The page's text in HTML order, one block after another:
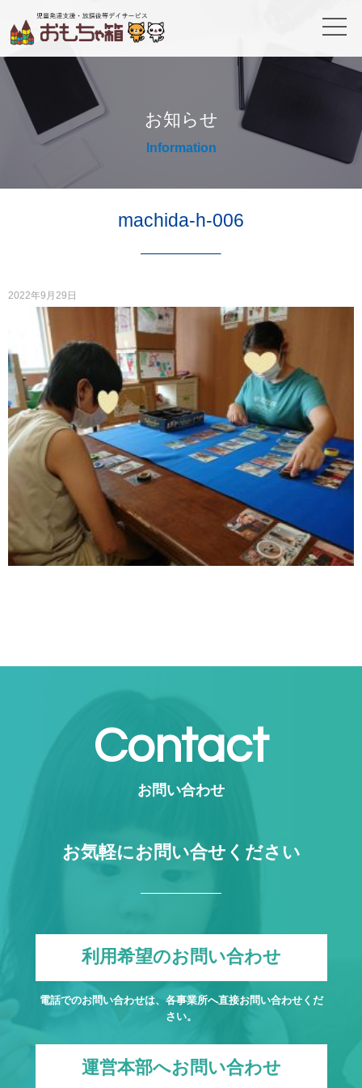
お知らせ
Information
machida-h-006
2022年9月29日
Contact
お問い合わせ
お気軽にお問い合せください
利用希望のお問い合わせ
電話でのお問い合わせは、各事業所へ直接お問い合わせくだ
さい。
運営本部へお問い合わせ